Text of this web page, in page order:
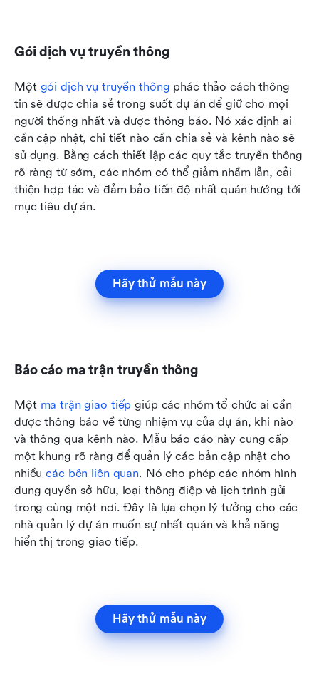
Gói dịch vụ truyền thông
Một gói dịch vụ truyền thông phác thảo cách thông
tin sẽ được chia sẻ trong suốt dự án để giữ cho mọi
người thống nhất và được thông báo. Nó xác định ai
cần cập nhật, chi tiết nào cần chia sẻ và kênh nào sẽ
sử dụng. Bằng cách thiết lập các quy tắc truyền thông
rõ ràng từ sớm, các nhóm có thể giảm nhầm lẫn, cải
thiện hợp tác và đảm bảo tiến độ nhất quán hướng tới
mục tiêu dự án.
Hãy thử mẫu này
Báo cáo ma trận truyền thông
Một ma trận giao tiếp giúp các nhóm tổ chức ai cần
được thông báo về từng nhiệm vụ của dự án, khi nào
và thông qua kênh nào. Mẫu báo cáo này cung cấp
một khung rõ ràng để quản lý các bản cập nhật cho
nhiều các bên liên quan. Nó cho phép các nhóm hình
dung quyền sở hữu, loại thông điệp và lịch trình gửi
trong cùng một nơi. Đây là lựa chọn lý tưởng cho các
nhà quản lý dự án muốn sự nhất quán và khả năng
hiển thị trong giao tiếp.
Hãy thử mẫu này